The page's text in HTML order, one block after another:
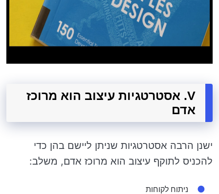
V. אסטרטגיות עיצוב הוא מרוכז
אדם
ישנן הרבה אסטרטגיות שניתן ליישם בהן כדי
להכניס לתוקף עיצוב הוא מרוכז אדם, משלב:
ניתוח לקוחות